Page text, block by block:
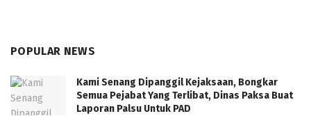
POPULAR NEWS
Kami Senang Dipanggil Kejaksaan, Bongkar
Semua Pejabat Yang Terlibat, Dinas Paksa Buat
Laporan Palsu Untuk PAD